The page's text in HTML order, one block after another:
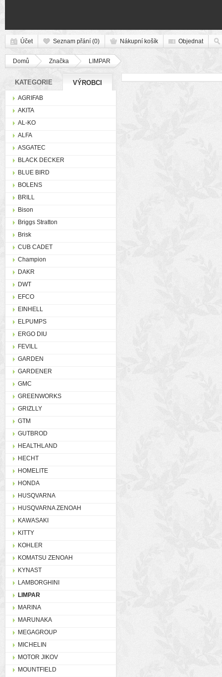
Účet Seznam přání (0) Nákupní košík Objednat
Domů Značka LIMPAR
KATEGORIE VÝROBCI
AGRIFAB
AKITA
AL-KO
ALFA
ASGATEC
BLACK DECKER
BLUE BIRD
BOLENS
BRILL
Bison
Briggs Stratton
Brisk
CUB CADET
Champion
DAKR
DWT
EFCO
EINHELL
ELPUMPS
ERGO DIU
FEVILL
GARDEN
GARDENER
GMC
GREENWORKS
GRIZLLY
GTM
GUTBROD
HEALTHLAND
HECHT
HOMELITE
HONDA
HUSQVARNA
HUSQVARNA ZENOAH
KAWASAKI
KITTY
KOHLER
KOMATSU ZENOAH
KYNAST
LAMBORGHINI
LIMPAR
MARINA
MARUNAKA
MEGAGROUP
MICHELIN
MOTOR JIKOV
MOUNTFIELD